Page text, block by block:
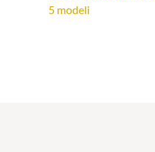
5 modeli